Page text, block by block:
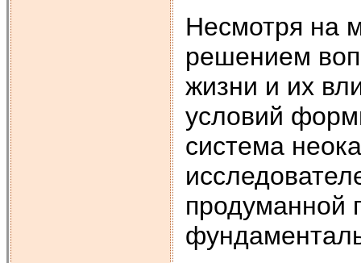
Несмотря на
решением
жизни и их
условий
система
продуманной